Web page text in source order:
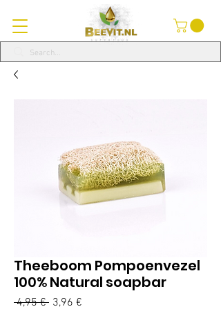
Theeboom Pompoenvezel
100% Natural soapbar
4,95 € Standardpreis
3,96 €